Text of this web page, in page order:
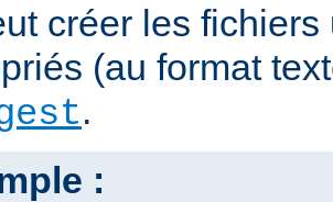
créer les fichiers
(au format
.
: